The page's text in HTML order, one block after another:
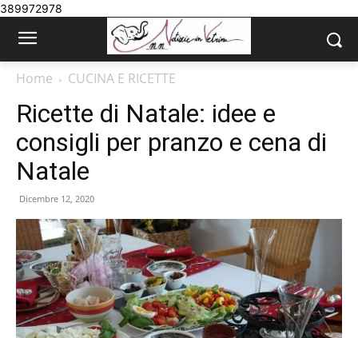
389972978
Home CUCINA E RICETTE
Ricette di Natale: idee e
consigli per pranzo e cena di
Natale
Dicembre 12, 2020